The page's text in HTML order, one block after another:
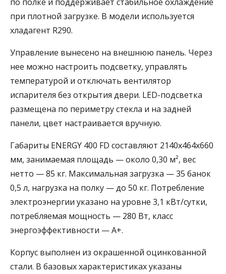
при плотной загрузке. В модели используется
хладагент R290.
Управление вынесено на внешнюю панель. Через
нее можно настроить подсветку, управлять
температурой и отключать вентилятор
испарителя без открытия двери. LED-подсветка
размещена по периметру стекла и на задней
панели, цвет настраивается вручную.
Габариты ENERGY 400 FD составляют 2140х464х660
мм, занимаемая площадь — около 0,30 м², вес
нетто — 85 кг. Максимальная загрузка — 35 банок
0,5 л, нагрузка на полку — до 50 кг. Потребление
электроэнергии указано на уровне 3,1 кВт/сутки,
потребляемая мощность — 280 Вт, класс
энергоэффективности — А+.
Корпус выполнен из окрашенной оцинкованной
стали. В базовых характеристиках указаны